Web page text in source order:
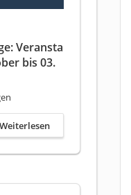
Veransta
bis 03.
Weiterlesen